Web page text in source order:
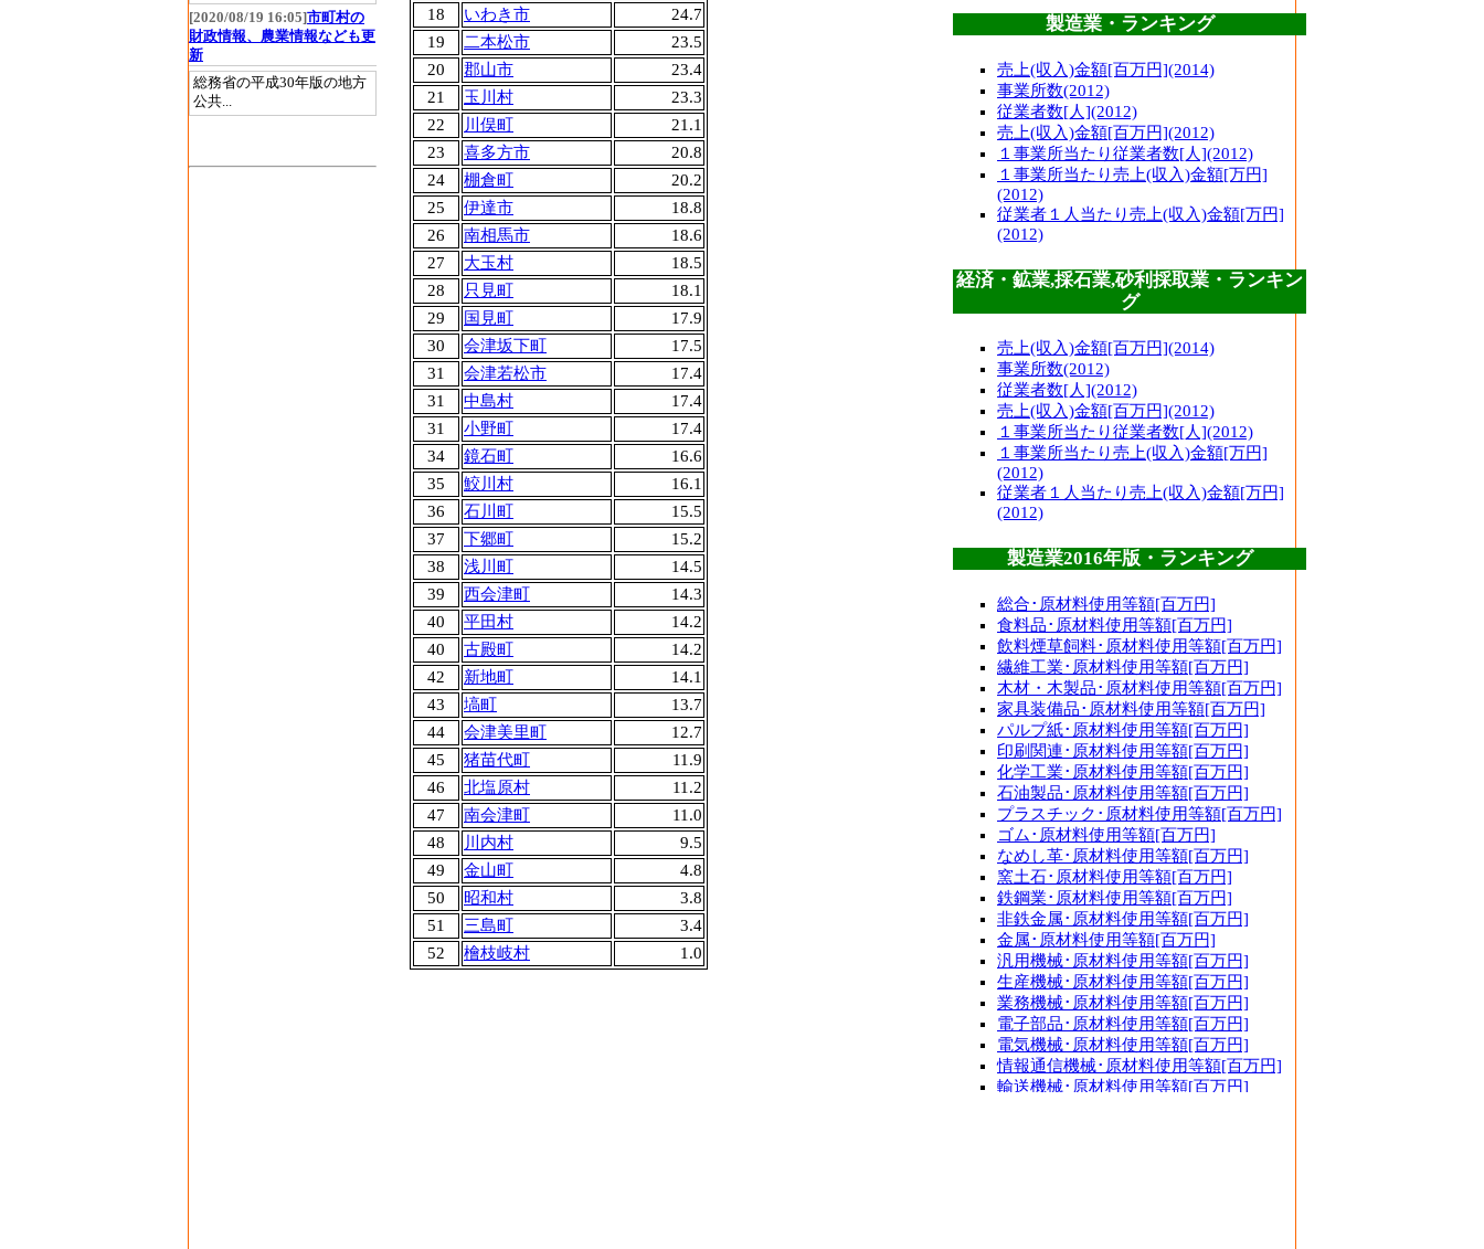
18
いわき市
24.7
19
二本松市
23.5
20
郡山市
23.4
21
玉川村
23.3
22
川俣町
21.1
23
喜多方市
20.8
24
棚倉町
20.2
25
伊達市
18.8
26
南相馬市
18.6
27
大玉村
18.5
28
只見町
18.1
29
国見町
17.9
30
会津坂下町
17.5
31
会津若松市
17.4
31
中島村
17.4
31
小野町
17.4
34
鏡石町
16.6
35
鮫川村
16.1
36
石川町
15.5
37
下郷町
15.2
38
浅川町
14.5
39
西会津町
14.3
40
平田村
14.2
40
古殿町
14.2
42
新地町
14.1
43
塙町
13.7
44
会津美里町
12.7
45
猪苗代町
11.9
46
北塩原村
11.2
47
南会津町
11.0
48
川内村
9.5
49
金山町
4.8
50
昭和村
3.8
51
三島町
3.4
52
檜枝岐村 1.0
[2020/08/19 16:05]市町村の
財政情報、農業情報なども更
新
総務省の平成30年版の地方
公共...
製造業・ランキング
売上(収入)金額[百万円](2014)
事業所数(2012)
従業者数[人](2012)
売上(収入)金額[百万円](2012)
１事業所当たり従業者数[人](2012)
１事業所当たり売上(収入)金額[万円]
(2012)
従業者１人当たり売上(収入)金額[万円]
(2012)
経済・鉱業,採石業,砂利採取業・ランキン
グ
売上(収入)金額[百万円](2014)
事業所数(2012)
従業者数[人](2012)
売上(収入)金額[百万円](2012)
１事業所当たり従業者数[人](2012)
１事業所当たり売上(収入)金額[万円]
(2012)
従業者１人当たり売上(収入)金額[万円]
(2012)
製造業2016年版・ランキング
総合･原材料使用等額[百万円]
食料品･原材料使用等額[百万円]
飲料煙草飼料･原材料使用等額[百万円]
繊維工業･原材料使用等額[百万円]
木材・木製品･原材料使用等額[百万円]
家具装備品･原材料使用等額[百万円]
パルプ紙･原材料使用等額[百万円]
印刷関連･原材料使用等額[百万円]
化学工業･原材料使用等額[百万円]
石油製品･原材料使用等額[百万円]
プラスチック･原材料使用等額[百万円]
ゴム･原材料使用等額[百万円]
なめし革･原材料使用等額[百万円]
窯土石･原材料使用等額[百万円]
鉄鋼業･原材料使用等額[百万円]
非鉄金属･原材料使用等額[百万円]
金属･原材料使用等額[百万円]
汎用機械･原材料使用等額[百万円]
生産機械･原材料使用等額[百万円]
業務機械･原材料使用等額[百万円]
電子部品･原材料使用等額[百万円]
電気機械･原材料使用等額[百万円]
情報通信機械･原材料使用等額[百万円]
輸送機械･原材料使用等額[百万円]